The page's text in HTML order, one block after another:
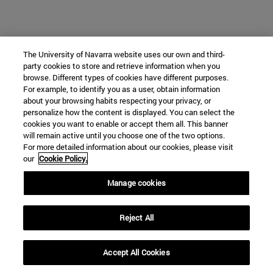
The University of Navarra website uses our own and third-
party cookies to store and retrieve information when you
browse. Different types of cookies have different purposes.
For example, to identify you as a user, obtain information
about your browsing habits respecting your privacy, or
personalize how the content is displayed. You can select the
cookies you want to enable or accept them all. This banner
will remain active until you choose one of the two options.
For more detailed information about our cookies, please visit
our Cookie Policy.
Manage cookies
Reject All
Accept All Cookies